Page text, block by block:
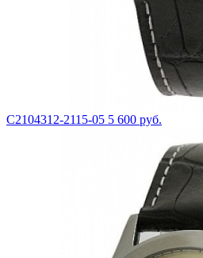
С2104312-2115-05 5 600 руб.